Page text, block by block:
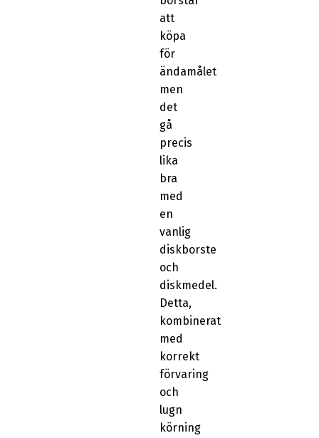
att
köpa
för
ändamålet
men
det
gå
precis
lika
bra
med
en
vanlig
diskborste
och
diskmedel.
Detta,
kombinerat
med
korrekt
förvaring
och
lugn
körning